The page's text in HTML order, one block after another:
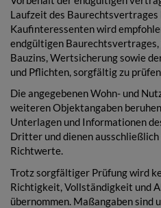
Laufzeit des
Kaufinteressenten wird
endgültigen
Bauzins, Wertsicherung sowie
und Pflichten, sorgfältig zu
Die angegebenen Wohn- und
weiteren Objektangaben
Unterlagen und Informationen
Dritter und dienen
Richtwerte.
Trotz sorgfältiger Prüfung wird
Richtigkeit, Vollständigkeit und
übernommen. Maßangaben sind